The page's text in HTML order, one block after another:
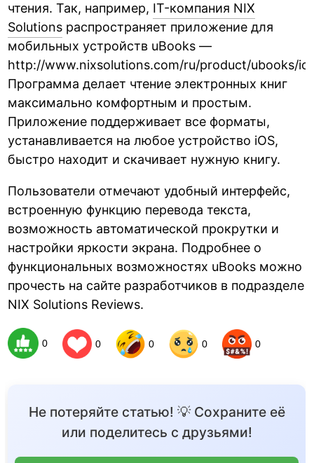
чтения. Так, например, IT-компания NIX
Solutions распространяет приложение для
мобильных устройств uBooks —
http://www.nixsolutions.com/ru/product/ubooks/
Программа делает чтение электронных книг
максимально комфортным и простым.
Приложение поддерживает все форматы,
устанавливается на любое устройство iOS,
быстро находит и скачивает нужную книгу.
Пользователи отмечают удобный интерфейс,
встроенную функцию перевода текста,
возможность автоматической прокрутки и
настройки яркости экрана. Подробнее о
функциональных возможностях uBooks можно
прочесть на сайте разработчиков в подразделе
NIX Solutions Reviews.
0 0 0 0 0
Не потеряйте статью! 💡 Сохраните её
или поделитесь с друзьями!